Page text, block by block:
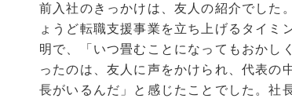
前入社のきっかけは、友人の紹介でした
ょうど転職支援事業を立ち上げるタイミ
明で、「いつ畳むことになってもおかし
ったのは、友人に声をかけられ、代表の
長がいるんだ」と感じたことでした。社